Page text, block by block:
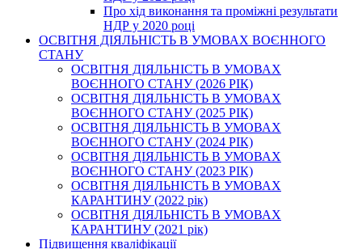
Про хід виконання та проміжні результати
НДР у 2020 році
ОСВІТНЯ ДІЯЛЬНІСТЬ В УМОВАХ ВОЄННОГО
СТАНУ
ОСВІТНЯ ДІЯЛЬНІСТЬ В УМОВАХ
ВОЄННОГО СТАНУ (2026 РІК)
ОСВІТНЯ ДІЯЛЬНІСТЬ В УМОВАХ
ВОЄННОГО СТАНУ (2025 РІК)
ОСВІТНЯ ДІЯЛЬНІСТЬ В УМОВАХ
ВОЄННОГО СТАНУ (2024 РІК)
ОСВІТНЯ ДІЯЛЬНІСТЬ В УМОВАХ
ВОЄННОГО СТАНУ (2023 РІК)
ОСВІТНЯ ДІЯЛЬНІСТЬ В УМОВАХ
КАРАНТИНУ (2022 рік)
ОСВІТНЯ ДІЯЛЬНІСТЬ В УМОВАХ
КАРАНТИНУ (2021 рік)
Підвищення кваліфікації